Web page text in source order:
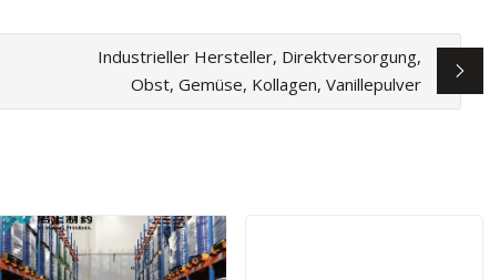
Industrieller Hersteller, Direktversorgung,
Obst, Gemüse, Kollagen, Vanillepulver